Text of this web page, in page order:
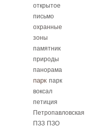
открытое
письмо
охранные
зоны
памятник
природы
панорама
парк парк
воксал
петиция
Петропавловская
ПЗЗ ПЗО